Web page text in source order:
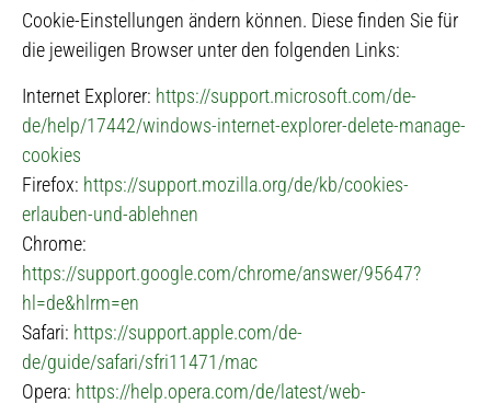
Cookie-Einstellungen ändern können. Diese finden Sie für
die jeweiligen Browser unter den folgenden Links:
Internet Explorer: https://support.microsoft.com/de-
de/help/17442/windows-internet-explorer-delete-manage-
cookies
Firefox: https://support.mozilla.org/de/kb/cookies-
erlauben-und-ablehnen
Chrome:
https://support.google.com/chrome/answer/95647?
hl=de&hlrm=en
Safari: https://support.apple.com/de-
de/guide/safari/sfri11471/mac
Opera: https://help.opera.com/de/latest/web-